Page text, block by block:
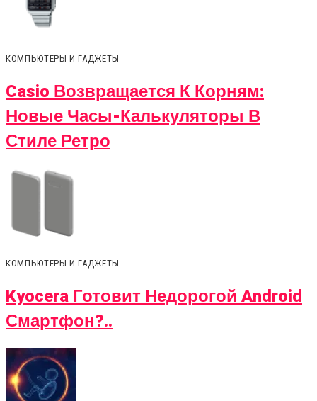
КОМПЬЮТЕРЫ И ГАДЖЕТЫ
Casio Возвращается К Корням:
Новые Часы-Калькуляторы В
Стиле Ретро
КОМПЬЮТЕРЫ И ГАДЖЕТЫ
Kyocera Готовит Недорогой Android
Смартфон?..